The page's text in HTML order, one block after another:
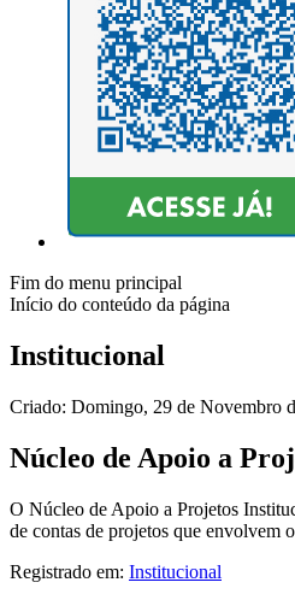
Fim do menu principal
Início do conteúdo da página
Institucional
Criado: Domingo, 29 de Novembro
Núcleo de Apoio a
O Núcleo de Apoio a Projetos
de contas de projetos que envolvem
Registrado em: Institucional